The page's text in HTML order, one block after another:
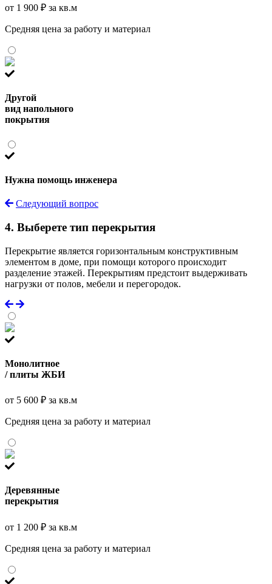
от 1 900 ₽ за кв.м
Средняя цена за работу и материал
Другой
вид напольного
покрытия
Нужна помощь инженера
Следующий вопрос
4. Выберете тип перекрытия
Перекрытие является горизонтальным конструктивным
элементом в доме, при помощи которого происходит
разделение этажей. Перекрытиям предстоит выдерживать
нагрузки от полов, мебели и перегородок.
Монолитное
/ плиты ЖБИ
от 5 600 ₽ за кв.м
Средняя цена за работу и материал
Деревянные
перекрытия
от 1 200 ₽ за кв.м
Средняя цена за работу и материал